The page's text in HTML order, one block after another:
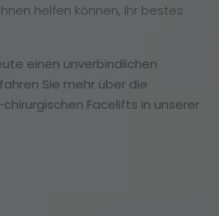
helfen können, Ihr bestes
einen unverbindlichen
Sie mehr über die
Facelifts in unserer